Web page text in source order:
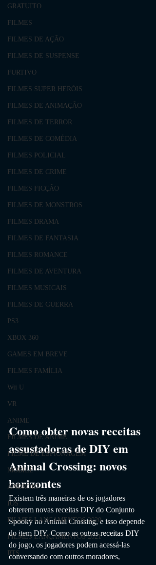
GRATUITO
FILMES
FILMES DE AÇÃO
FILMES DE SUSPENSE
FURTIVO
FILMES SUPER HERÓIS
FILMES DE ANIMAÇÃO
FILMES DE TERROR
FILMES DE COMÉDIA
FILMES POLICIAL
FILMES DE CRIME
FILMES FICÇÃO
FILMES DE MONSTROS
FILMES DRAMA
FILMES DE FANTASIA
FILMES ROMANCE
FILMES DE AVENTURA
FILMES MUSICAIS
FILMES DE GUERRA
PS3
XBOX 360
GAMES EM BREVE
FILMES FAMÍLIA
Wii U
VR
ANIME
FILMES DE ANIME
FILME DE ESPIONAGEM
MOBILE
ANDROID
IOS
FILMES LANÇAMENTOS 2020
FILMES LANÇAMENTOS 2021
RTS
Como obter novas receitas
assustadoras de DIY em
Animal Crossing: novos
horizontes
Existem três maneiras de os jogadores
obterem novas receitas DIY do Conjunto
Spooky no Animal Crossing, e isso depende
do item DIY. Como as outras receitas DIY
do jogo, os jogadores podem acessá-las
conversando com outros moradores,